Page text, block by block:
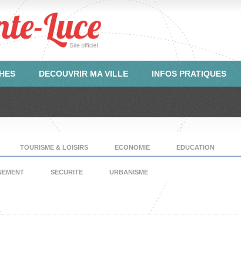
DECOUVRIR MA VILLE INFOS PRATIQUES
TOURISME & LOISIRS ECONOMIE EDUCATION
SECURITE URBANISME